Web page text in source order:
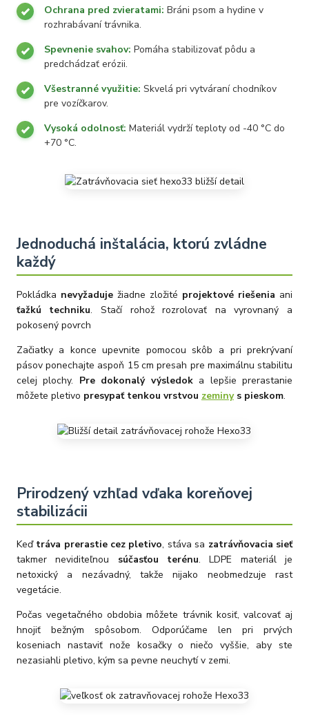
Ochrana pred zvieratami: Bráni psom a hydine v
rozhrabávaní trávnika.
Spevnenie svahov: Pomáha stabilizovať pôdu a
predchádzať erózii.
Všestranné využitie: Skvelá pri vytváraní chodníkov
pre vozíčkarov.
Vysoká odolnosť: Materiál vydrží teploty od -40 °C do
+70 °C.
Jednoduchá inštalácia, ktorú zvládne
každý
Pokládka nevyžaduježiadne zložité projektové riešenia ani
ťažkú techniku. Stačí rohož rozrolovať na vyrovnaný a
pokosený povrch
Začiatky a konce upevnite pomocou skôb a pri prekrývaní
pásov ponechajte aspoň 15 cm presah pre maximálnu stabilitu
celej plochy. Pre dokonalý výsledoka lepšie prerastanie
môžete pletivo presypať tenkou vrstvou zeminys pieskom.
Prirodzený vzhľad vďaka koreňovej
stabilizácii
Keď tráva prerastie cez pletivo, stáva sa zatrávňovacia sieť
takmer neviditeľnou súčasťou terénu. LDPE materiál je
netoxický a nezávadný, takže nijako neobmedzuje rast
vegetácie.
Počas vegetačného obdobia môžete trávnik kosiť, valcovať aj
hnojiť bežným spôsobom. Odporúčame len pri prvých
koseniach nastaviť nože kosačky o niečo vyššie, aby ste
nezasiahli pletivo, kým sa pevne neuchytí v zemi.